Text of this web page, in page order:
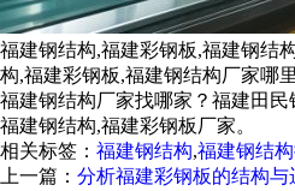
福建钢结构,福建彩钢板,福建钢结
构,福建彩钢板,福建钢结构厂家哪
福建钢结构厂家找哪家？福建田
福建钢结构,福建彩钢板厂家。
相关标签： 福建钢结构,福建钢结
上一篇： 分析福建彩钢板的结构与